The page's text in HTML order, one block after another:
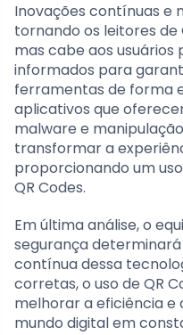
Inovações contínuas e
tornando os leitores de
mas cabe aos
informados para
ferramentas de forma
aplicativos que
malware e
transformar a
proporcionando um
QR Codes.
Em última análise, o
segurança
contínua dessa
corretas, o uso de QR
melhorar a eficiência e
mundo digital em